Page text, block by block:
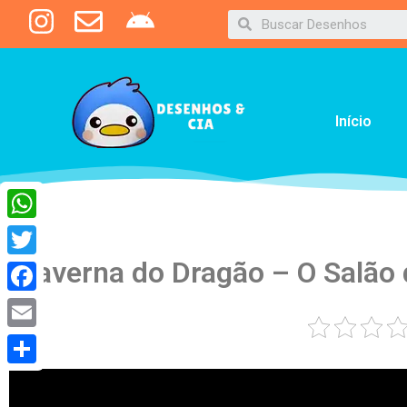
Início
Caverna do Dragão – O
WhatsApp
Twitter
Facebook
Email